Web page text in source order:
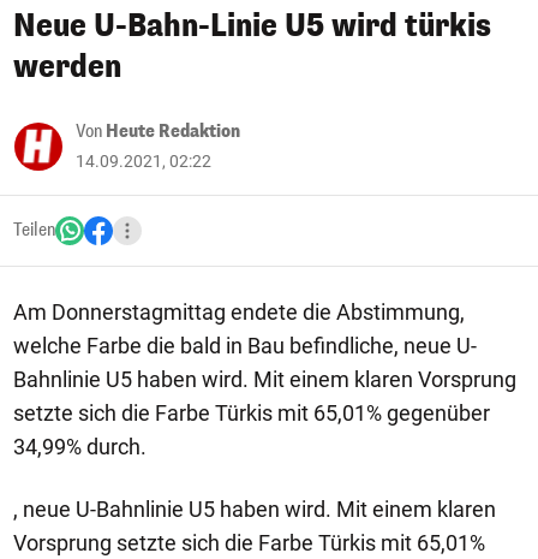
Neue U-Bahn-Linie U5 wird türkis
werden
Von Heute Redaktion
14.09.2021, 02:22
Teilen
Am Donnerstagmittag endete die Abstimmung,
welche Farbe die bald in Bau befindliche, neue U-
Bahnlinie U5 haben wird. Mit einem klaren Vorsprung
setzte sich die Farbe Türkis mit 65,01% gegenüber
34,99% durch.
, neue U-Bahnlinie U5 haben wird. Mit einem klaren
Vorsprung setzte sich die Farbe Türkis mit 65,01%